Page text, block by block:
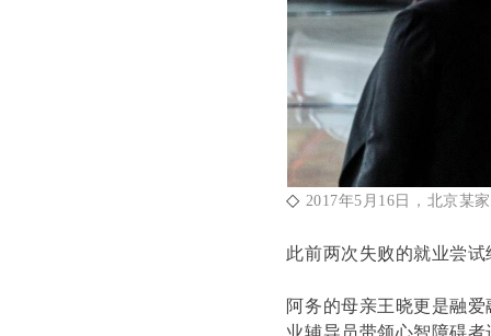
◇ 2017年5月16日，北京某
此前两次失败的就业尝
阿务的母亲王晓更是融
业辅导员带领心智障碍